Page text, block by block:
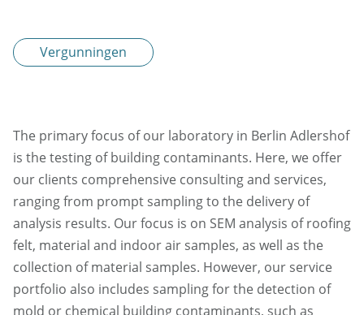
Vergunningen
The primary focus of our laboratory in Berlin Adlershof
is the testing of building contaminants. Here, we offer
our clients comprehensive consulting and services,
ranging from prompt sampling to the delivery of
analysis results. Our focus is on SEM analysis of roofing
felt, material and indoor air samples, as well as the
collection of material samples. However, our service
portfolio also includes sampling for the detection of
mold or chemical building contaminants, such as